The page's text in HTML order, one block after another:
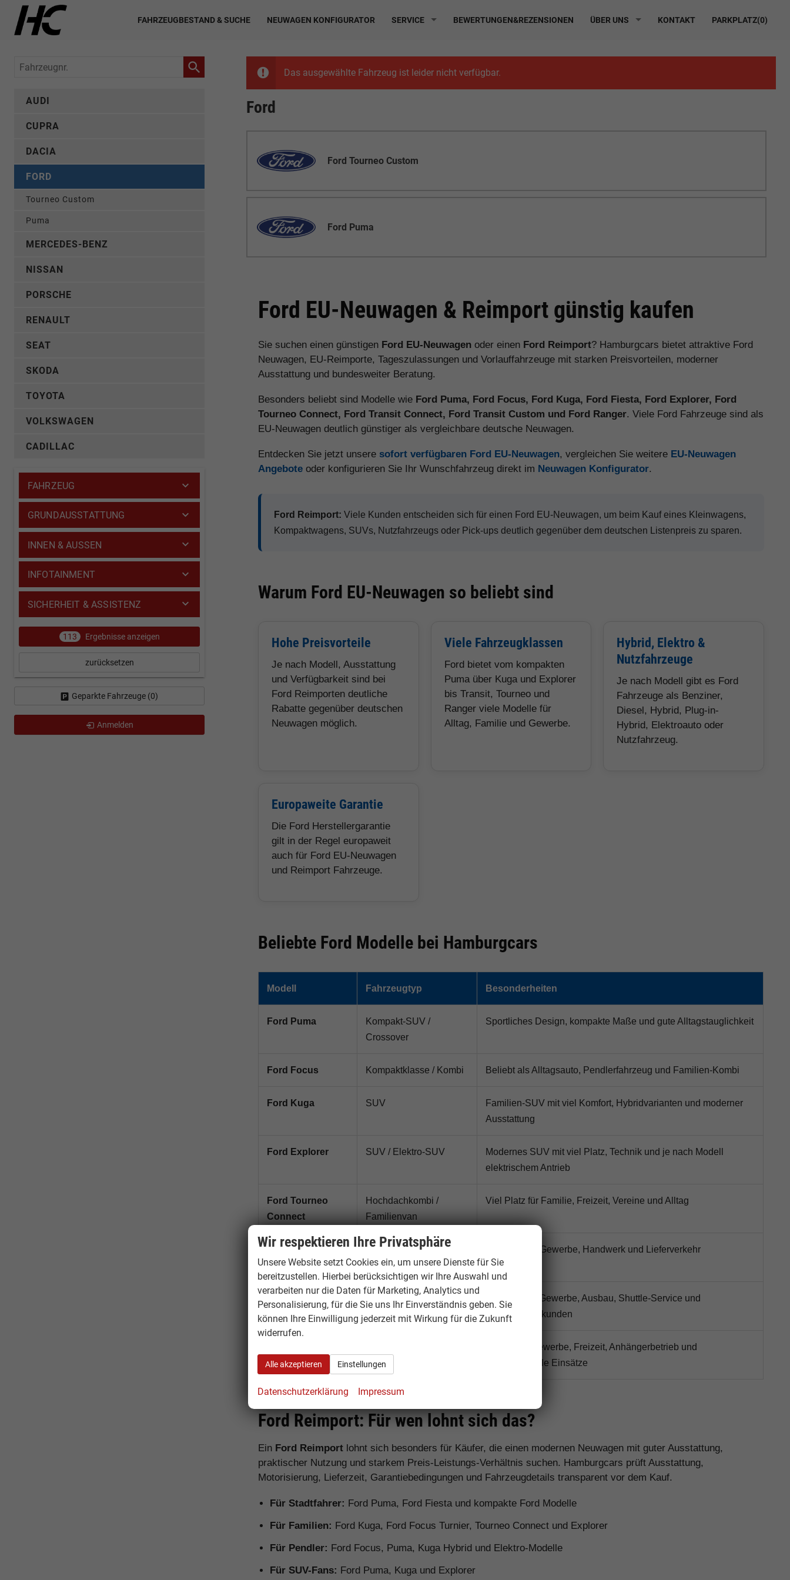
FAHRZEUGBESTAND & SUCHE NEUWAGEN KONFIGURATOR SERVICE BEWERTUNGEN&REZENSIONEN ÜBER UNS KONTAKT PARKPLATZ(0)
Das ausgewählte Fahrzeug ist leider nicht verfügbar.
Ford
Ford Tourneo Custom
Ford Puma
Ford EU-Neuwagen & Reimport günstig kaufen
Sie suchen einen günstigen Ford EU-Neuwagen oder einen Ford Reimport? Hamburgcars bietet attraktive Ford
Neuwagen, EU-Reimporte, Tageszulassungen und Vorlauffahrzeuge mit starken Preisvorteilen, moderner
Ausstattung und bundesweiter Beratung.
Besonders beliebt sind Modelle wie Ford Puma, Ford Focus, Ford Kuga, Ford Fiesta, Ford Explorer, Ford
Tourneo Connect, Ford Transit Connect, Ford Transit Custom und Ford Ranger. Viele Ford Fahrzeuge sind als
EU-Neuwagen deutlich günstiger als vergleichbare deutsche Neuwagen.
Entdecken Sie jetzt unsere sofort verfügbaren Ford EU-Neuwagen, vergleichen Sie weitere EU-Neuwagen
Angebote oder konfigurieren Sie Ihr Wunschfahrzeug direkt im Neuwagen Konfigurator.
Ford Reimport: Viele Kunden entscheiden sich für einen Ford EU-Neuwagen, um beim Kauf eines Kleinwagens,
Kompaktwagens, SUVs, Nutzfahrzeugs oder Pick-ups deutlich gegenüber dem deutschen Listenpreis zu sparen.
Warum Ford EU-Neuwagen so beliebt sind
Hohe Preisvorteile
Je nach Modell, Ausstattung
und Verfügbarkeit sind bei
Ford Reimporten deutliche
Rabatte gegenüber deutschen
Neuwagen möglich.
Viele Fahrzeugklassen
Ford bietet vom kompakten
Puma über Kuga und Explorer
bis Transit, Tourneo und
Ranger viele Modelle für
Alltag, Familie und Gewerbe.
Hybrid, Elektro &
Nutzfahrzeuge
Je nach Modell gibt es Ford
Fahrzeuge als Benziner,
Diesel, Hybrid, Plug-in-
Hybrid, Elektroauto oder
Nutzfahrzeug.
Europaweite Garantie
Die Ford Herstellergarantie
gilt in der Regel europaweit
auch für Ford EU-Neuwagen
und Reimport Fahrzeuge.
Beliebte Ford Modelle bei Hamburgcars
Modell Fahrzeugtyp Besonderheiten
Ford Puma
Kompakt-SUV /
Crossover
Sportliches Design, kompakte Maße und gute Alltagstauglichkeit
Ford Focus Kompaktklasse / Kombi Beliebt als Alltagsauto, Pendlerfahrzeug und Familien-Kombi
Ford Kuga SUV
Familien-SUV mit viel Komfort, Hybridvarianten und moderner
Ausstattung
Ford Explorer SUV / Elektro-SUV
Modernes SUV mit viel Platz, Technik und je nach Modell
elektrischem Antrieb
Ford Tourneo
Connect
Hochdachkombi /
Familienvan
Viel Platz für Familie, Freizeit, Vereine und Alltag
Ford Transit
Connect
Transporter Praktisch für Gewerbe, Handwerk und Lieferverkehr
Custom
Transporter / Van
Geeignet für Gewerbe, Ausbau, Shuttle-Service und
Nutzfahrzeugkunden
Robust für Gewerbe, Freizeit, Anhängerbetrieb und
anspruchsvolle Einsätze
Ford Reimport: Für wen lohnt sich das?
Ein Ford Reimport lohnt sich besonders für Käufer, die einen modernen Neuwagen mit guter Ausstattung,
praktischer Nutzung und starkem Preis-Leistungs-Verhältnis suchen. Hamburgcars prüft Ausstattung,
Motorisierung, Lieferzeit, Garantiebedingungen und Fahrzeugdetails transparent vor dem Kauf.
Für Stadtfahrer: Ford Puma, Ford Fiesta und kompakte Ford Modelle
Für Familien: Ford Kuga, Ford Focus Turnier, Tourneo Connect und Explorer
Für Pendler: Ford Focus, Puma, Kuga Hybrid und Elektro-Modelle
Für SUV-Fans: Ford Puma, Kuga und Explorer
Fahrzeugnr.
AUDI
CUPRA
DACIA
FORD
Tourneo Custom
Puma
MERCEDES-BENZ
NISSAN
PORSCHE
RENAULT
SEAT
SKODA
TOYOTA
VOLKSWAGEN
CADILLAC
FAHRZEUG
GRUNDAUSSTATTUNG
INNEN & AUSSEN
INFOTAINMENT
SICHERHEIT & ASSISTENZ
113 Ergebnisse anzeigen
zurücksetzen
Geparkte Fahrzeuge (0)
Anmelden
Wir respektieren Ihre Privatsphäre
Unsere Website setzt Cookies ein, um unsere Dienste für Sie
bereitzustellen. Hierbei berücksichtigen wir Ihre Auswahl und
verarbeiten nur die Daten für Marketing, Analytics und
Personalisierung, für die Sie uns Ihr Einverständnis geben. Sie
können Ihre Einwilligung jederzeit mit Wirkung für die Zukunft
widerrufen.
Alle akzeptieren Einstellungen
Datenschutzerklärung Impressum